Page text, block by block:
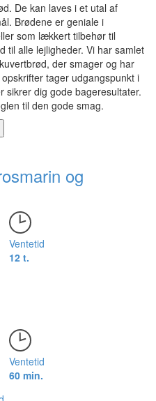
De kan laves i et utal af
Brødene er geniale i
som lækkert tilbehør til
til alle lejligheder. Vi har samlet
der smager og har
tager udgangspunkt i
sikrer dig gode bageresultater.
til den gode smag.
og
Ventetid
12 t.
Ventetid
60 min.